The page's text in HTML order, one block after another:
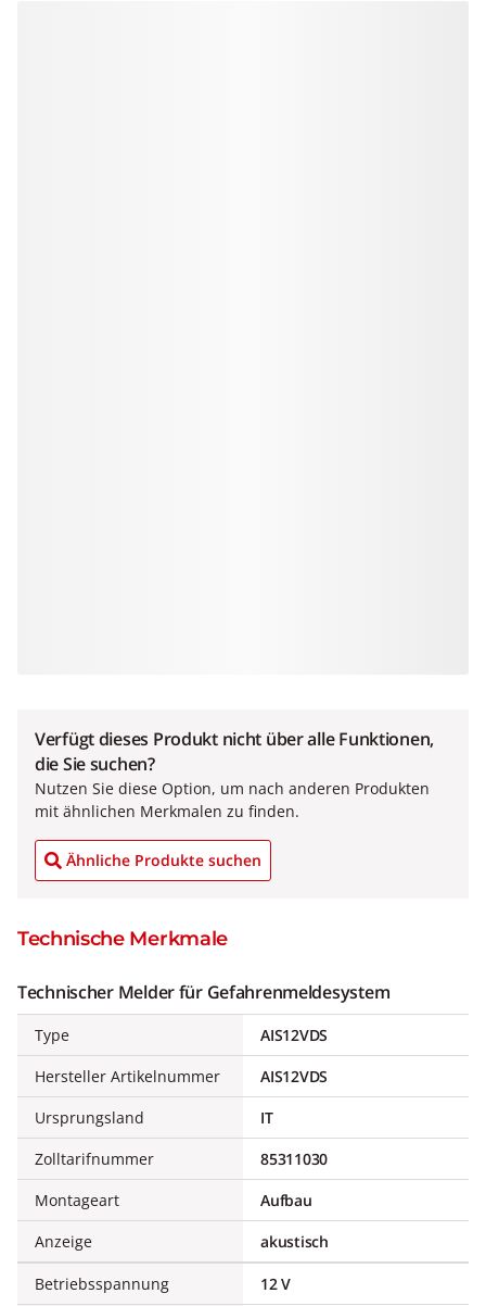
Verfügt dieses Produkt nicht über alle Funktionen,
die Sie suchen?
Nutzen Sie diese Option, um nach anderen Produkten
mit ähnlichen Merkmalen zu finden.
Ähnliche Produkte suchen
Technische Merkmale
Technischer Melder für Gefahrenmeldesystem
Type
AIS12VDS
Hersteller Artikelnummer
AIS12VDS
Ursprungsland
IT
Zolltarifnummer
85311030
Montageart
Aufbau
Anzeige
akustisch
Betriebsspannung
12 V